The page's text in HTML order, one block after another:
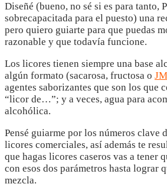
Diseñé (bueno, no sé si es para tanto,
sobrecapacitada para el puesto) una
pero quiero guiarte para que puedas
razonable y que todavía funcione.
Los licores tienen siempre una base
algún formato (sacarosa, fructosa o
agentes saborizantes que son los que
“licor de…”; y a veces, agua para
alcohólica.
Pensé guiarme por los números clave
licores comerciales, así además te
que hagas licores caseros vas a tener
con esos dos parámetros hasta lograr
mezcla.